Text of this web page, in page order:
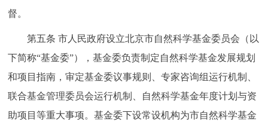
督。
第五条 市人民政府设立北京市自然科学基金委员会（以
下简称“基金委”），基金委负责制定自然科学基金发展规划
和项目指南，审定基金委议事规则、专家咨询组运行机制、
联合基金管理委员会运行机制、自然科学基金年度计划与资
助项目等重大事项。基金委下设常设机构为市自然科学基金